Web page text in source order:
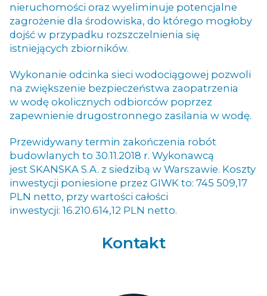
nieruchomości oraz wyeliminuje potencjalne
zagrożenie dla środowiska, do którego mogłoby
dojść w przypadku rozszczelnienia się
istniejących zbiorników.
Wykonanie odcinka sieci wodociągowej pozwoli
na zwiększenie bezpieczeństwa zaopatrzenia
w wodę okolicznych odbiorców poprzez
zapewnienie drugostronnego zasilania w wodę.
Przewidywany termin zakończenia robót
budowlanych to 30.11.2018 r. Wykonawcą
jest SKANSKA S.A. z siedzibą w Warszawie. Koszty
inwestycji poniesione przez GIWK to: 745 509,17
PLN netto, przy wartości całości
inwestycji: 16.210.614,12 PLN netto.
Kontakt